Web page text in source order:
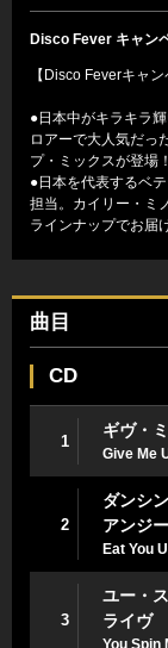
Disco Fever キャン
【Disco Feverキャ
●日本中がキラキラ
ロアーで大人気だっ
プ・ミックスが登場！
●日本を代表するベ
担当。カイリー・ミ
ラインナップでお届
曲目
CD
1
ギヴ・
Give Me
2
ダンシ
アンジ
Eat You
3
ユー・
ライヴ